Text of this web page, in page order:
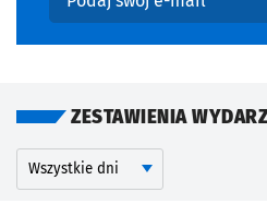
Podaj swój e-mail
ZESTAWIENIA
Kalendarium
Wyszukaj wydarzenia po dniu